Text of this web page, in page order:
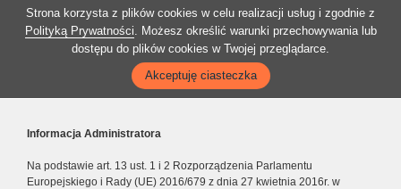
Strona korzysta z plików cookies w celu realizacji usług i zgodnie z
Polityką Prywatności. Możesz określić warunki przechowywania lub
dostępu do plików cookies w Twojej przeglądarce.
Akceptuję ciasteczka
Informacja Administratora
Na podstawie art. 13 ust. 1 i 2 Rozporządzenia Parlamentu
Europejskiego i Rady (UE) 2016/679 z dnia 27 kwietnia 2016r. w